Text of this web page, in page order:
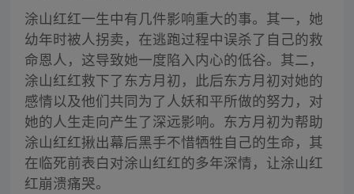
涂山红红一生中有几件影响重大的事。其一，她
幼年时被人拐卖，在逃跑过程中误杀了自己的救
命恩人，这导致她一度陷入内心的低谷。其二，
涂山红红救下了东方月初，此后东方月初对她的
感情以及他们共同为了人妖和平所做的努力，对
她的人生走向产生了深远影响。东方月初为帮助
涂山红红揪出幕后黑手不惜牺牲自己的生命，其
在临死前表白对涂山红红的多年深情，让涂山红
红崩溃痛哭。